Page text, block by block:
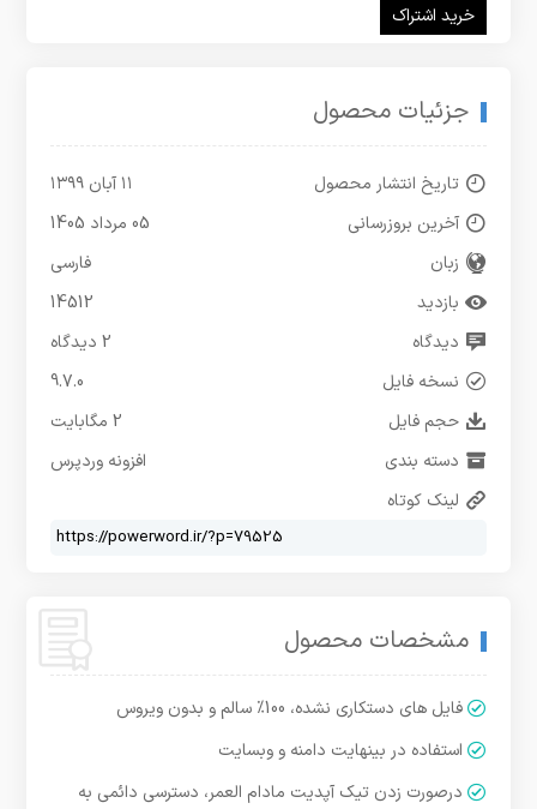
خرید اشتراک
جزئیات محصول
تاریخ انتشار محصول
۱۱ آبان ۱۳۹۹
آخرین بروزرسانی
05 مرداد 1405
زبان
فارسی
بازدید
14512
دیدگاه
2 دیدگاه
نسخه فایل
9.7.0
حجم فایل
2 مگابایت
دسته بندی
افزونه وردپرس
لینک کوتاه
مشخصات محصول
فایل های دستکاری نشده، 100% سالم و بدون ویروس
استفاده در بینهایت دامنه و وبسایت
درصورت زدن تیک آپدیت مادام العمر، دسترسی دائمی به